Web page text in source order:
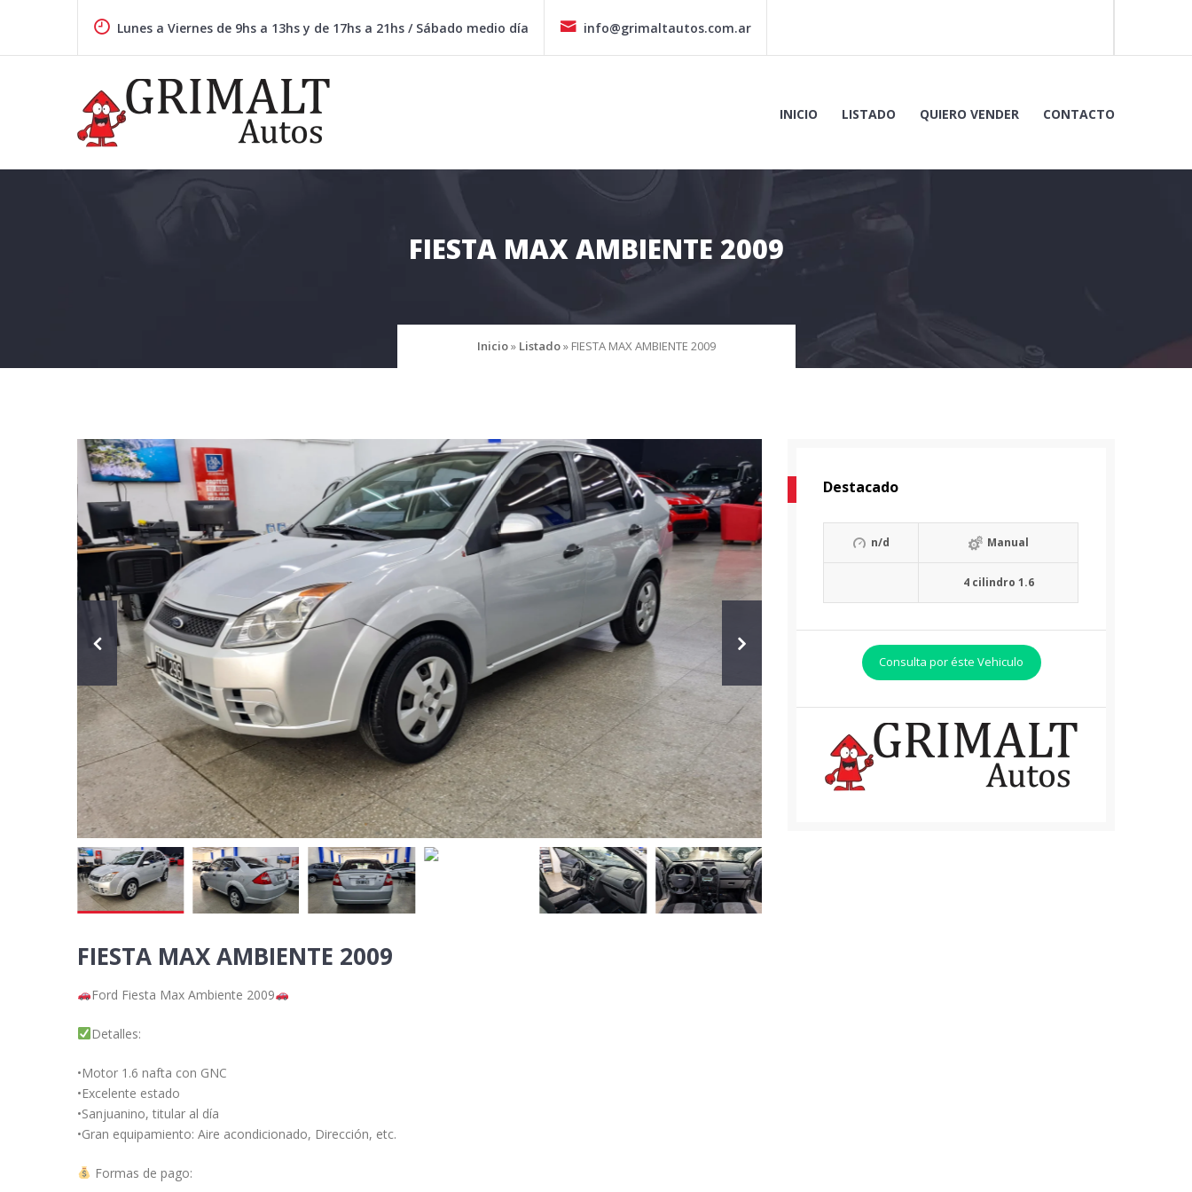
Lunes a Viernes de 9hs a 13hs y de 17hs a 21hs / Sábado medio día info@grimaltautos.com.ar
INICIO LISTADO QUIERO VENDER CONTACTO
FIESTA MAX AMBIENTE 2009
Inicio» Listado» FIESTA MAX AMBIENTE 2009
FIESTA MAX AMBIENTE 2009
Ford Fiesta Max Ambiente 2009
Detalles:
•Motor 1.6 nafta con GNC
•Excelente estado
•Sanjuanino, titular al día
•Gran equipamiento: Aire acondicionado, Dirección, etc.
Formas de pago:
Destacado
n/d Manual
4 cilindro 1.6
Consulta por éste Vehiculo